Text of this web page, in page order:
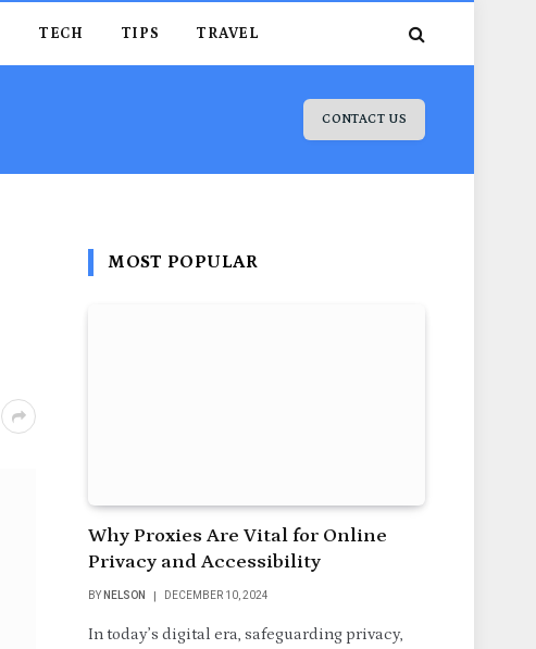
TECH TIPS TRAVEL
CONTACT US
MOST POPULAR
Why Proxies Are Vital for Online
Privacy and Accessibility
BY NELSON DECEMBER 10, 2024
In today’s digital era, safeguarding privacy,